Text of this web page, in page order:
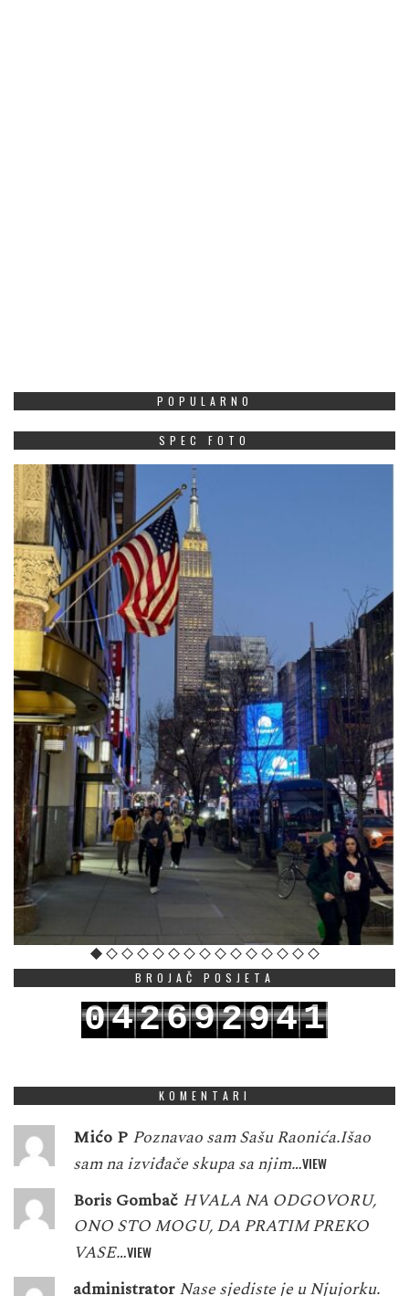
POPULARNO
SPEC FOTO
BROJAČ POSJETA
042692941
KOMENTARI
Mićo P Poznavao sam Sašu Raonića.Išao
sam na izviđače skupa sa njim…VIEW
Boris Gombač HVALA NA ODGOVORU,
ONO STO MOGU, DA PRATIM PREKO
VASE…VIEW
administrator Nase sjediste je u Njujorku.